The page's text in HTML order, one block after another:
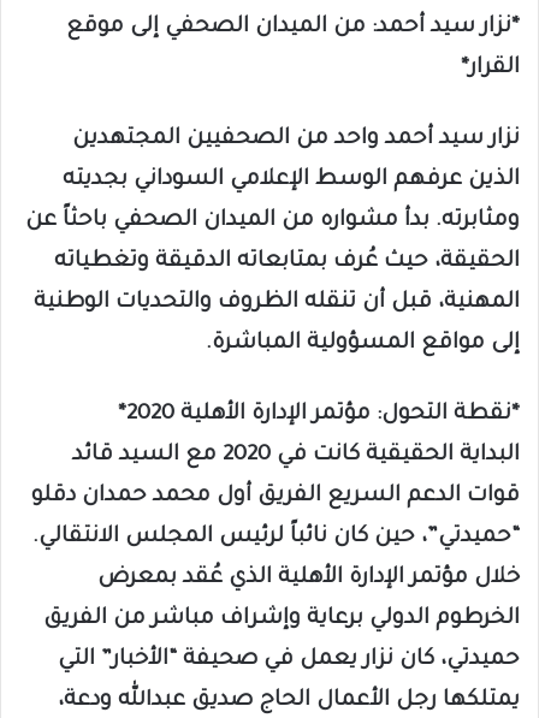
*نزار سيد أحمد: من الميدان الصحفي إلى موقع
القرار*
نزار سيد أحمد واحد من الصحفيين المجتهدين
الذين عرفهم الوسط الإعلامي السوداني بجديته
ومثابرته. بدأ مشواره من الميدان الصحفي باحثاً عن
الحقيقة، حيث عُرف بمتابعاته الدقيقة وتغطياته
المهنية، قبل أن تنقله الظروف والتحديات الوطنية
إلى مواقع المسؤولية المباشرة.
*نقطة التحول: مؤتمر الإدارة الأهلية 2020*
البداية الحقيقية كانت في 2020 مع السيد قائد
قوات الدعم السريع الفريق أول محمد حمدان دقلو
“حميدتي”، حين كان نائباً لرئيس المجلس الانتقالي.
خلال مؤتمر الإدارة الأهلية الذي عُقد بمعرض
الخرطوم الدولي برعاية وإشراف مباشر من الفريق
حميدتي، كان نزار يعمل في صحيفة “الأخبار” التي
يمتلكها رجل الأعمال الحاج صديق عبدالله ودعة،